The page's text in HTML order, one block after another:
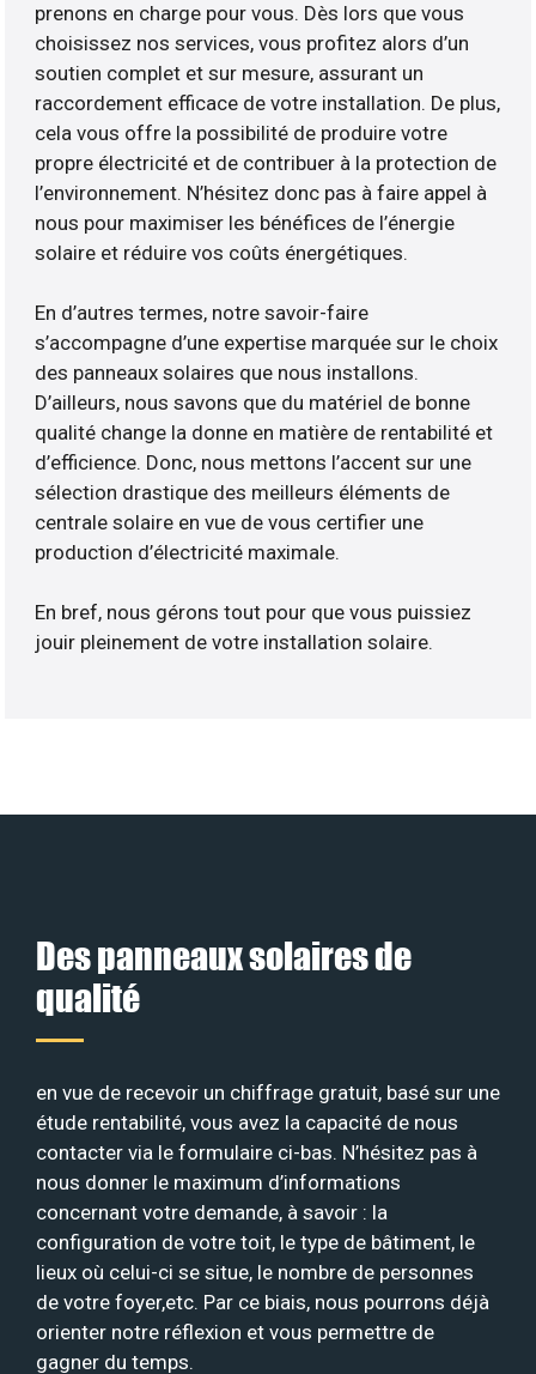
prenons en charge pour vous. Dès lors que vous
choisissez nos services, vous profitez alors d’un
soutien complet et sur mesure, assurant un
raccordement efficace de votre installation. De plus,
cela vous offre la possibilité de produire votre
propre électricité et de contribuer à la protection de
l’environnement. N’hésitez donc pas à faire appel à
nous pour maximiser les bénéfices de l’énergie
solaire et réduire vos coûts énergétiques.
En d’autres termes, notre savoir-faire
s’accompagne d’une expertise marquée sur le choix
des panneaux solaires que nous installons.
D’ailleurs, nous savons que du matériel de bonne
qualité change la donne en matière de rentabilité et
d’efficience. Donc, nous mettons l’accent sur une
sélection drastique des meilleurs éléments de
centrale solaire en vue de vous certifier une
production d’électricité maximale.
En bref, nous gérons tout pour que vous puissiez
jouir pleinement de votre installation solaire.
Des panneaux solaires de
qualité
en vue de recevoir un chiffrage gratuit, basé sur une
étude rentabilité, vous avez la capacité de nous
contacter via le formulaire ci-bas. N’hésitez pas à
nous donner le maximum d’informations
concernant votre demande, à savoir : la
configuration de votre toit, le type de bâtiment, le
lieux où celui-ci se situe, le nombre de personnes
de votre foyer,etc. Par ce biais, nous pourrons déjà
orienter notre réflexion et vous permettre de
gagner du temps.